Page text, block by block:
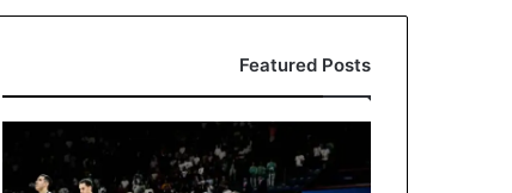
Featured Posts
الألعاب